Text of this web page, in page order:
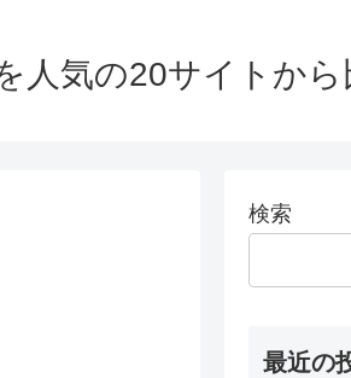
人気の20サイトから
検索
最近の